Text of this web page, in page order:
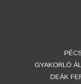
GYAKORLÓ
DEÁK